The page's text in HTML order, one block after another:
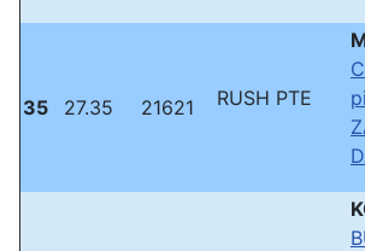
35 27.35 21621 RUSH PTE